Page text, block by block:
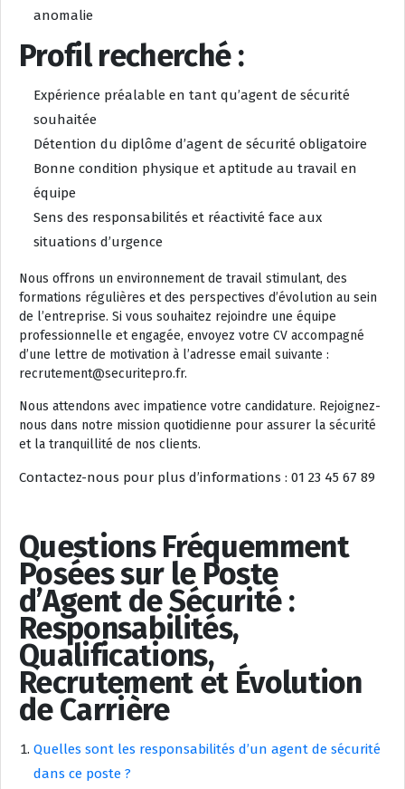
anomalie
Profil recherché :
Expérience préalable en tant qu’agent de sécurité
souhaitée
Détention du diplôme d’agent de sécurité obligatoire
Bonne condition physique et aptitude au travail en
équipe
Sens des responsabilités et réactivité face aux
situations d’urgence
Nous offrons un environnement de travail stimulant, des
formations régulières et des perspectives d’évolution au sein
de l’entreprise. Si vous souhaitez rejoindre une équipe
professionnelle et engagée, envoyez votre CV accompagné
d’une lettre de motivation à l’adresse email suivante :
recrutement@securitepro.fr.
Nous attendons avec impatience votre candidature. Rejoignez-
nous dans notre mission quotidienne pour assurer la sécurité
et la tranquillité de nos clients.
Contactez-nous pour plus d’informations : 01 23 45 67 89
Questions Fréquemment
Posées sur le Poste
d’Agent de Sécurité :
Responsabilités,
Qualifications,
Recrutement et Évolution
de Carrière
Quelles sont les responsabilités d’un agent de sécurité
dans ce poste ?